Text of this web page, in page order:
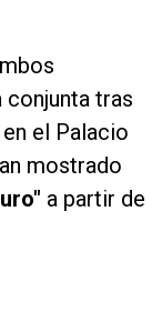
conjunta tras
el Palacio
mostrado
a partir de